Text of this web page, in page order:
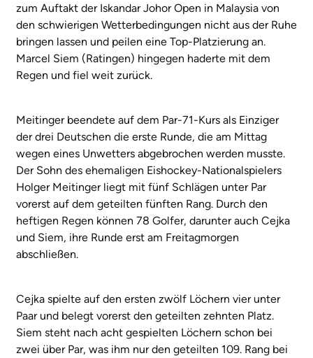
zum Auftakt der Iskandar Johor Open in Malaysia von
den schwierigen Wetterbedingungen nicht aus der Ruhe
bringen lassen und peilen eine Top-Platzierung an.
Marcel Siem (Ratingen) hingegen haderte mit dem
Regen und fiel weit zurück.
Meitinger beendete auf dem Par-71-Kurs als Einziger
der drei Deutschen die erste Runde, die am Mittag
wegen eines Unwetters abgebrochen werden musste.
Der Sohn des ehemaligen Eishockey-Nationalspielers
Holger Meitinger liegt mit fünf Schlägen unter Par
vorerst auf dem geteilten fünften Rang. Durch den
heftigen Regen können 78 Golfer, darunter auch Cejka
und Siem, ihre Runde erst am Freitagmorgen
abschließen.
Cejka spielte auf den ersten zwölf Löchern vier unter
Paar und belegt vorerst den geteilten zehnten Platz.
Siem steht nach acht gespielten Löchern schon bei
zwei über Par, was ihm nur den geteilten 109. Rang bei